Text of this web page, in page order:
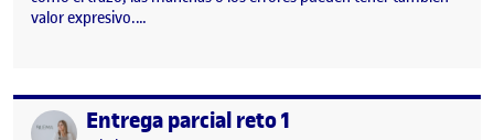
valor expresivo.…
Publicado porEntrega parcial reto 1